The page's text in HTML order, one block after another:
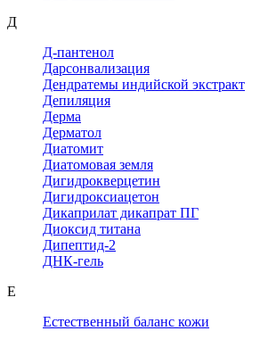
Д
Д-пантенол
Дарсонвализация
Дендратемы индийской экстракт
Депиляция
Дерма
Дерматол
Диатомит
Диатомовая земля
Дигидрокверцетин
Дигидроксиацетон
Дикаприлат дикапрат ПГ
Диоксид титана
Дипептид-2
ДНК-гель
Е
Естественный баланс кожи